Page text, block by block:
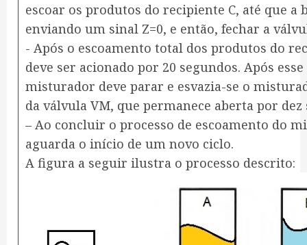
escoar os produtos do recipiente C, até que a
enviando um sinal Z=0, e então, fechar a
​- Após o escoamento total dos produtos do
deve ser acionado por 20 segundos. Após
misturador deve parar e esvazia-se o
da válvula VM, que permanece aberta por dez
– Ao concluir o processo de escoamento do
aguarda o início de um novo ciclo.
​A figura a seguir ilustra o processo descrito: